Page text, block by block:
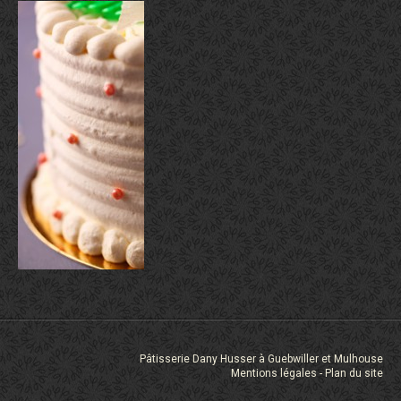
Pâtisserie Dany Husser à Guebwiller et Mulhouse
Mentions légales
Plan du site